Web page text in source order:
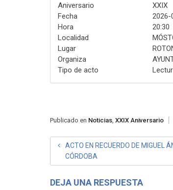
Aniversario
XXIX
Fecha
2026-
Hora
20:30
Localidad
Lugar
Organiza
Tipo de acto
Publicado en Noticias XXIX Aniversario
NAVEGACIÓN
DE
ENTRADAS
ACTO EN RECUERDO DE MIGUEL
CÓRDOBA
DEJA UNA RESPUESTA